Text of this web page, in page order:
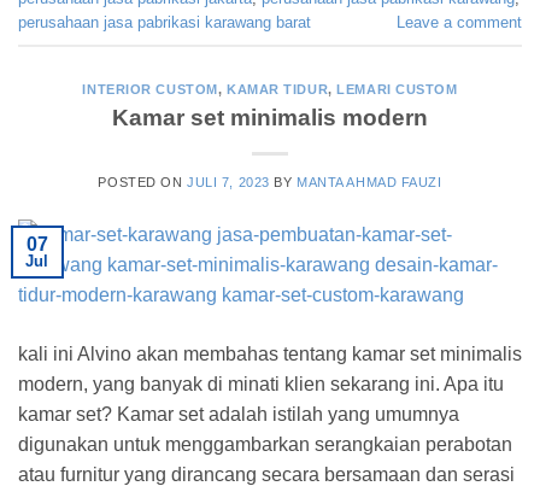
perusahaan jasa pabrikasi karawang barat
Leave a comment
INTERIOR CUSTOM, KAMAR TIDUR,LEMARI CUSTOM
Kamar set minimalis modern
POSTED ONJULI 7, 2023 BY MANTA AHMAD FAUZI
07
Jul
kali ini Alvino akan membahas tentang kamar set minimalis
modern, yang banyak di minati klien sekarang ini. Apa itu
kamar set? Kamar set adalah istilah yang umumnya
digunakan untuk menggambarkan serangkaian perabotan
atau furnitur yang dirancang secara bersamaan dan serasi